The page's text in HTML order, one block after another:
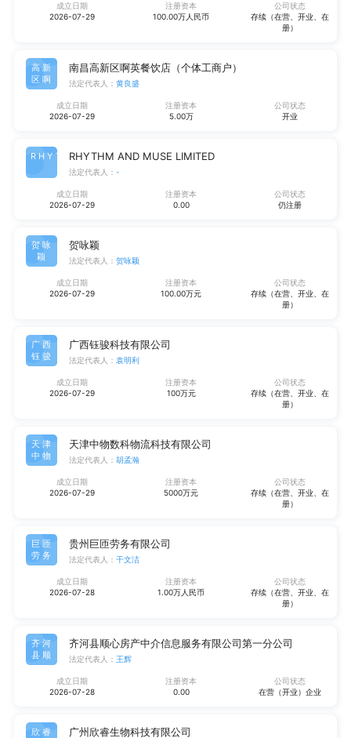
成立日期
2026-07-29
注册资本
100.00万人民币
公司状态
存续（在营、开业、在
册）
高新
区啊
南昌高新区啊英餐饮店（个体工商户）
法定代表人： 黄良盛
成立日期
2026-07-29
注册资本
5.00万
公司状态
开业
RHYT RHYTHM AND MUSE LIMITED
法定代表人： -
成立日期
2026-07-29
注册资本
0.00
公司状态
仍注册
贺咏
颖
贺咏颖
法定代表人： 贺咏颖
成立日期
2026-07-29
注册资本
100.00万元
公司状态
存续（在营、开业、在
册）
广西
钰骏
广西钰骏科技有限公司
法定代表人： 袁明利
成立日期
2026-07-29
注册资本
100万元
公司状态
存续（在营、开业、在
册）
天津
中物
天津中物数科物流科技有限公司
法定代表人： 胡孟瀚
成立日期
2026-07-29
注册资本
5000万元
公司状态
存续（在营、开业、在
册）
巨匝
劳务
贵州巨匝劳务有限公司
法定代表人： 干文洁
成立日期
2026-07-28
注册资本
1.00万人民币
公司状态
存续（在营、开业、在
册）
齐河
县顺
齐河县顺心房产中介信息服务有限公司第一分公司
法定代表人： 王辉
成立日期
2026-07-28
注册资本
0.00
公司状态
在营（开业）企业
欣睿 广州欣睿生物科技有限公司